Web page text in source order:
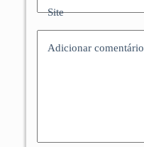
Site
Adicionar comentário